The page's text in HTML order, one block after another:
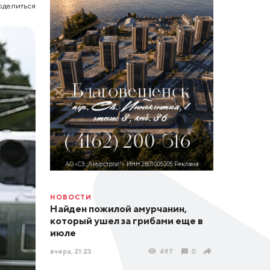
НОВОСТИ
Найден пожилой амурчанин,
который ушел за грибами еще в
июле
вчера, 21:23 497 0